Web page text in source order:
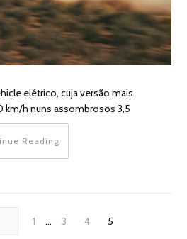
elétrico, cuja versão mais
h nuns assombrosos 3,5
Reading
1 … 3 4 5